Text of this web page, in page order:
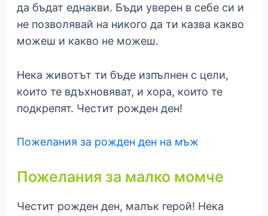
да бъдат еднакви. Бъди уверен в себе си и
не позволявай на никого да ти казва какво
можеш и какво не можеш.
Нека животът ти бъде изпълнен с цели,
които те вдъхновяват, и хора, които те
подкрепят. Честит рожден ден!
Пожелания за рожден ден на мъж
Пожелания за малко момче
Честит рожден ден, малък герой! Нека